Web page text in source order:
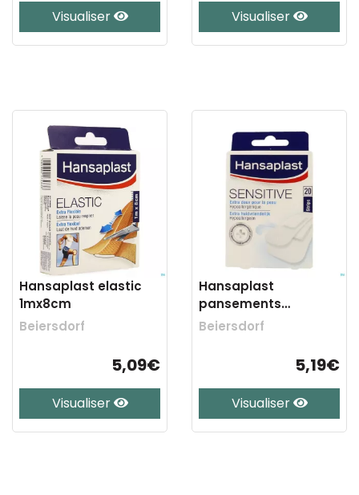
Visualiser Visualiser
Hansaplast elastic
1mx8cm
Beiersdorf
5,09€
Visualiser
Hansaplast
pansements
sensitive 20
Beiersdorf
5,19€
Visualiser